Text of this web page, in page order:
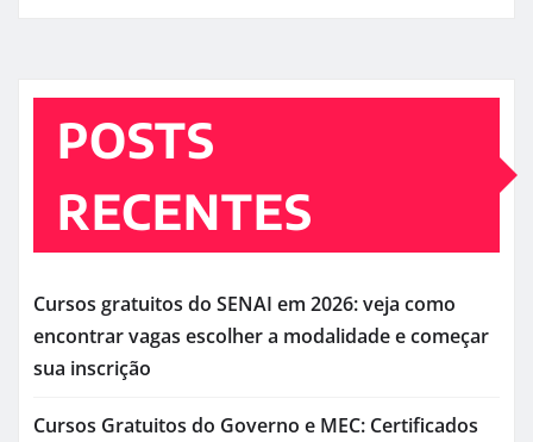
POSTS
RECENTES
Cursos gratuitos do SENAI em 2026: veja como
encontrar vagas escolher a modalidade e começar
sua inscrição
Cursos Gratuitos do Governo e MEC: Certificados